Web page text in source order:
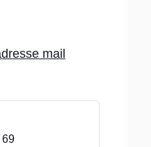
mail
69